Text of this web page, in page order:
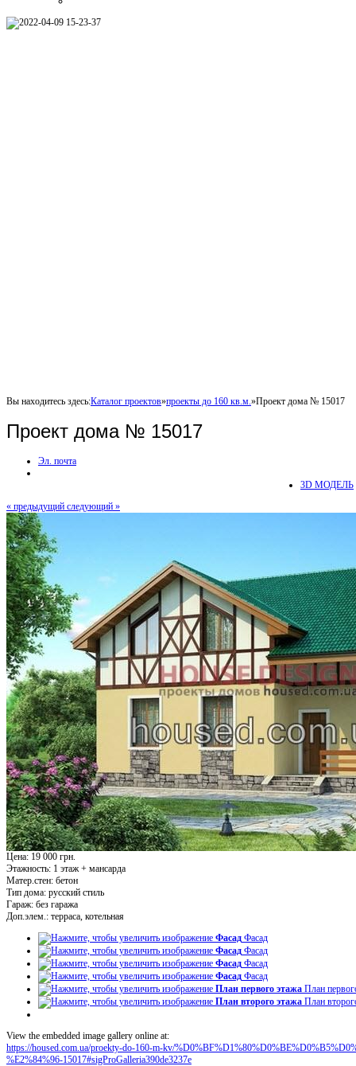
Вы находитесь здесь:Каталог проектов»проекты до 160 кв.м. »Проект дома № 15017
Проект дома № 15017
Эл. почта
3D МОДЕЛЬ
« предыдущий следующий »
Цена: 19 000 грн.
Этажность: 1 этаж + мансарда
Матер.стен: бетон
Тип дома: русский стиль
Гараж: без гаража
Доп.элем.: терраса, котельная
Фасад Фасад
Фасад Фасад
Фасад Фасад
Фасад Фасад
План первого этажа План
План второго этажа План
View the embedded image gallery online at:
https://housed.com.ua/proekty-do-160-m-kv/
%E2%84%96-15017#sigProGalleria390de3237e